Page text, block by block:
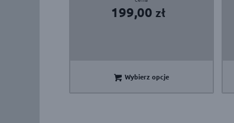
199,00 zł
Wybierz opcje